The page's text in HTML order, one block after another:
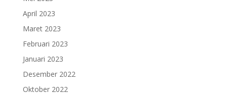
April 2023
Maret 2023
Februari 2023
Januari 2023
Desember 2022
Oktober 2022